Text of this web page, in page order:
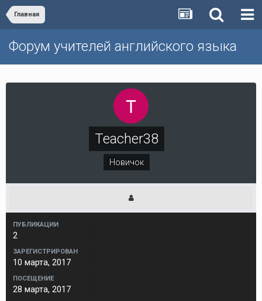
Главная
Форум учителей английского языка
Teacher38
Новичок
ПУБЛИКАЦИИ
2
ЗАРЕГИСТРИРОВАН
10 марта, 2017
ПОСЕЩЕНИЕ
28 марта, 2017